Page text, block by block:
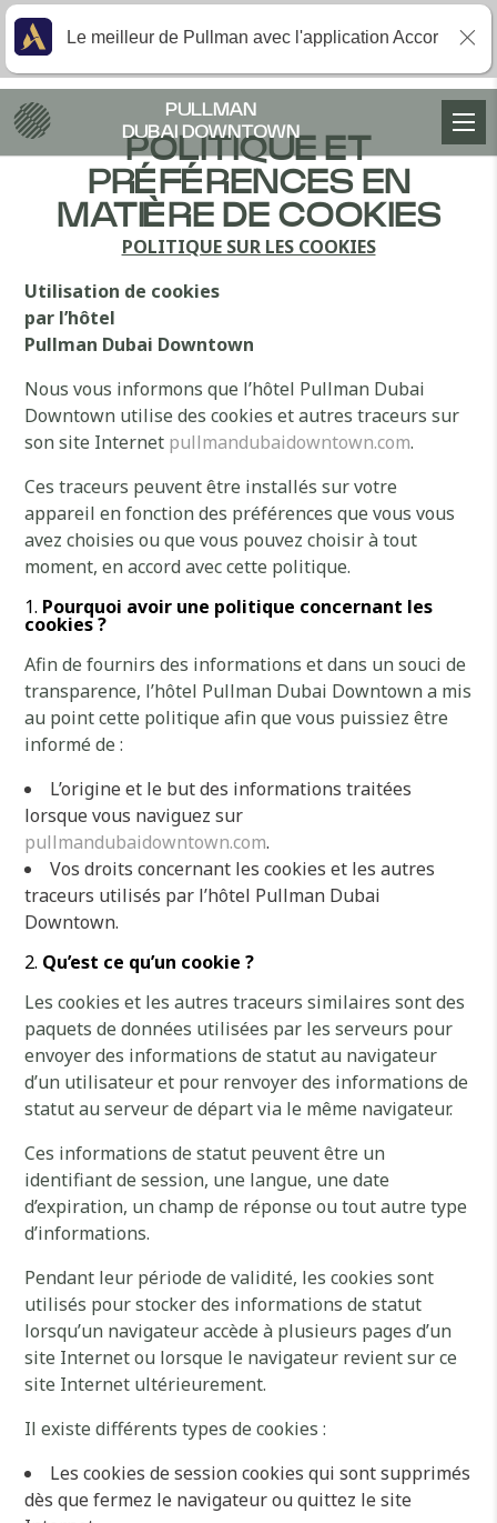
POLITIQUE ET
PRÉFÉRENCES EN
MATIÈRE DE COOKIES
POLITIQUE SUR LES COOKIES
Utilisation de cookies
par l’hôtel
Pullman Dubai Downtown
Nous vous informons que l’hôtel Pullman Dubai
Downtown utilise des cookies et autres traceurs sur
son site Internet pullmandubaidowntown.com.
Ces traceurs peuvent être installés sur votre
appareil en fonction des préférences que vous vous
avez choisies ou que vous pouvez choisir à tout
moment, en accord avec cette politique.
Pourquoi avoir une politique concernant les
cookies ?
Afin de fournirs des informations et dans un souci de
transparence, l’hôtel Pullman Dubai Downtown a mis
au point cette politique afin que vous puissiez être
informé de :
L’origine et le but des informations traitées
lorsque vous naviguez sur
pullmandubaidowntown.com.
Vos droits concernant les cookies et les autres
traceurs utilisés par l’hôtel Pullman Dubai
Downtown.
Qu’est ce qu’un cookie ?
Les cookies et les autres traceurs similaires sont des
paquets de données utilisées par les serveurs pour
envoyer des informations de statut au navigateur
d’un utilisateur et pour renvoyer des informations de
statut au serveur de départ via le même navigateur.
Ces informations de statut peuvent être un
identifiant de session, une langue, une date
d’expiration, un champ de réponse ou tout autre type
d’informations.
Pendant leur période de validité, les cookies sont
utilisés pour stocker des informations de statut
lorsqu’un navigateur accède à plusieurs pages d’un
site Internet ou lorsque le navigateur revient sur ce
site Internet ultérieurement.
Il existe différents types de cookies :
Les cookies de session cookies qui sont supprimés
dès que fermez le navigateur ou quittez le site
PULLMAN
DUBAI DOWNTOWN
Le meilleur de Pullman avec l'application Accor